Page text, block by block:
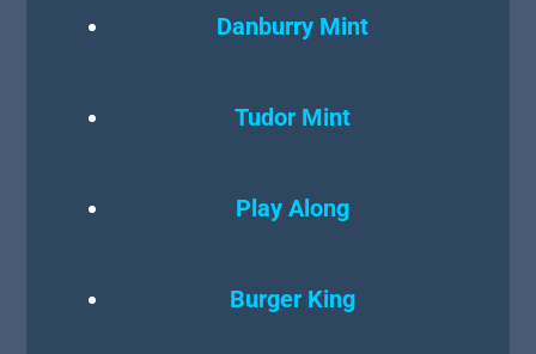
Danburry Mint
Tudor Mint
Play Along
Burger King